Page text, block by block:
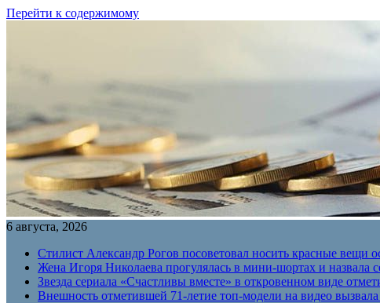
Перейти к содержимому
6 августа, 2026
Стилист Александр Рогов посоветовал носить красные вещи
Жена Игоря Николаева прогулялась в мини-шортах и назвала
Звезда сериала «Счастливы вместе» в откровенном виде
Внешность отметившей 71-летие топ-модели на видео